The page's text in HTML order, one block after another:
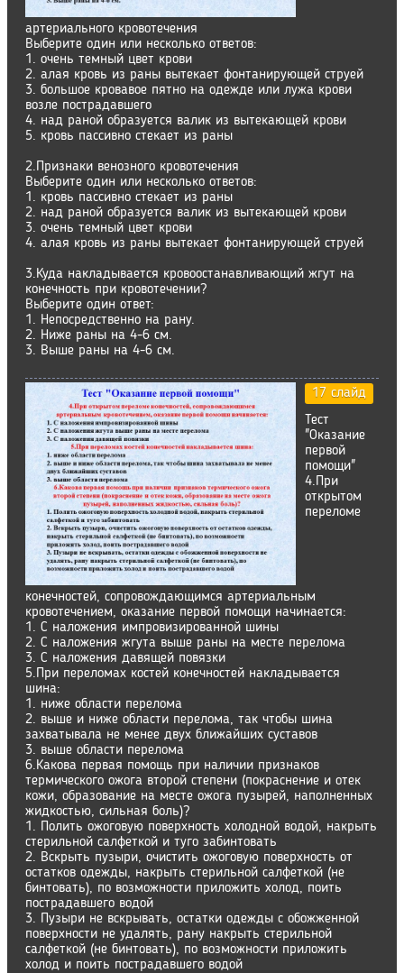
артериального кровотечения
Выберите один или несколько ответов:
1. очень темный цвет крови
2. алая кровь из раны вытекает фонтанирующей струей
3. большое кровавое пятно на одежде или лужа крови
возле пострадавшего
4. над раной образуется валик из вытекающей крови
5. кровь пассивно стекает из раны
2.Признаки венозного кровотечения
Выберите один или несколько ответов:
1. кровь пассивно стекает из раны
2. над раной образуется валик из вытекающей крови
3. очень темный цвет крови
4. алая кровь из раны вытекает фонтанирующей струей
3.Куда накладывается кровоостанавливающий жгут на
конечность при кровотечении?
Выберите один ответ:
1. Непосредственно на рану.
2. Ниже раны на 4-6 см.
3. Выше раны на 4-6 см.
17 слайд
Тест
"Оказание
первой
помощи"
4.При
открытом
переломе
конечностей, сопровождающимся артериальным
кровотечением, оказание первой помощи начинается:
1. С наложения импровизированной шины
2. С наложения жгута выше раны на месте перелома
3. С наложения давящей повязки
5.При переломах костей конечностей накладывается
шина:
1. ниже области перелома
2. выше и ниже области перелома, так чтобы шина
захватывала не менее двух ближайших суставов
3. выше области перелома
6.Какова первая помощь при наличии признаков
термического ожога второй степени (покраснение и отек
кожи, образование на месте ожога пузырей, наполненных
жидкостью, сильная боль)?
1. Полить ожоговую поверхность холодной водой, накрыть
стерильной салфеткой и туго забинтовать
2. Вскрыть пузыри, очистить ожоговую поверхность от
остатков одежды, накрыть стерильной салфеткой (не
бинтовать), по возможности приложить холод, поить
пострадавшего водой
3. Пузыри не вскрывать, остатки одежды с обожженной
поверхности не удалять, рану накрыть стерильной
салфеткой (не бинтовать), по возможности приложить
холод и поить пострадавшего водой